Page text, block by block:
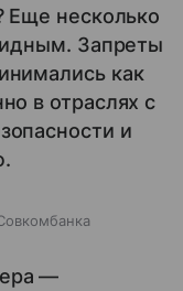
Еще несколько
Запреты
как
в отраслях с
и
—